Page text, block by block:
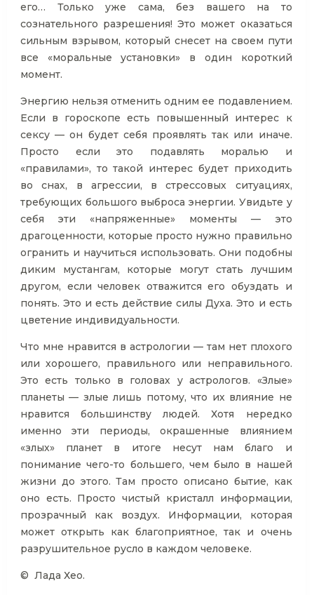
его… Только уже сама, без вашего на то
сознательного разрешения! Это может оказаться
сильным взрывом, который снесет на своем пути
все «моральные установки» в один короткий
момент.
Энергию нельзя отменить одним ее подавлением.
Если в гороскопе есть повышенный интерес к
сексу — он будет себя проявлять так или иначе.
Просто если это подавлять моралью и
«правилами», то такой интерес будет приходить
во снах, в агрессии, в стрессовых ситуациях,
требующих большого выброса энергии. Увидьте у
себя эти «напряженные» моменты — это
драгоценности, которые просто нужно правильно
огранить и научиться использовать. Они подобны
диким мустангам, которые могут стать лучшим
другом, если человек отважится его обуздать и
понять. Это и есть действие силы Духа. Это и есть
цветение индивидуальности.
Что мне нравится в астрологии — там нет плохого
или хорошего, правильного или неправильного.
Это есть только в головах у астрологов. «Злые»
планеты — злые лишь потому, что их влияние не
нравится большинству людей. Хотя нередко
именно эти периоды, окрашенные влиянием
«злых» планет в итоге несут нам благо и
понимание чего-то большего, чем было в нашей
жизни до этого. Там просто описано бытие, как
оно есть. Просто чистый кристалл информации,
прозрачный как воздух. Информации, которая
может открыть как благоприятное, так и очень
разрушительное русло в каждом человеке.
© Лада Хео.